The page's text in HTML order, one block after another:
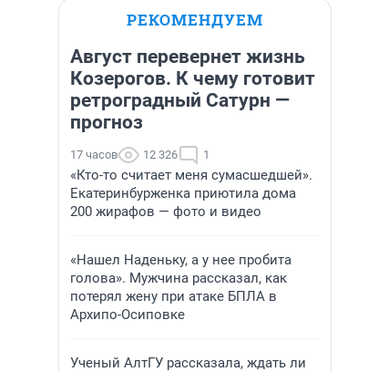
РЕКОМЕНДУЕМ
Август перевернет жизнь
Козерогов. К чему готовит
ретроградный Сатурн —
прогноз
17 часов 12 326 1
«Кто-то считает меня сумасшедшей».
Екатеринбурженка приютила дома
200 жирафов — фото и видео
«Нашел Наденьку, а у нее пробита
голова». Мужчина рассказал, как
потерял жену при атаке БПЛА в
Архипо-Осиповке
Ученый АлтГУ рассказала, ждать ли